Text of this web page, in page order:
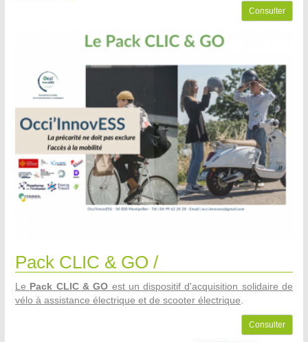
Consulter
Pack CLIC & GO /
Le Pack CLIC & GO est un dispositif d'acquisition solidaire de
vélo à assistance électrique et de scooter électrique
Consulter